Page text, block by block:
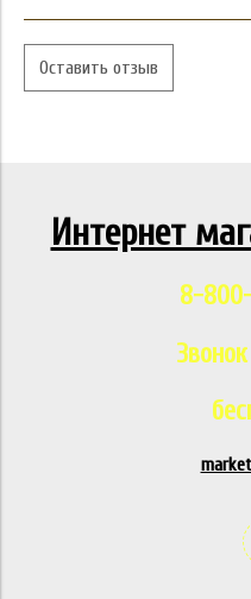
Оставить отзыв
Интернет
8-